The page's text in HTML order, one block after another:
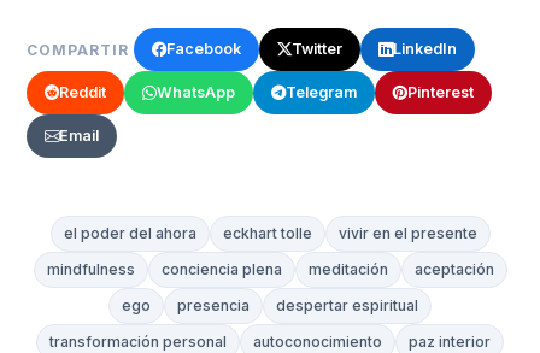
COMPARTIR Facebook Twitter LinkedIn
Reddit WhatsApp Telegram Pinterest
Email
el poder del ahora eckhart tolle
vivir en el presente
mindfulness
conciencia plena meditación
aceptación
ego
presencia
despertar espiritual
transformación personal
autoconocimiento
paz interior